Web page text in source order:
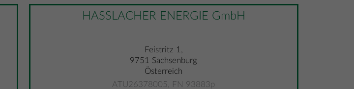
HASSLACHER ENERGIE GmbH
Feistritz 1,
9751 Sachsenburg
Österreich
ATU26378005, FN 93883p